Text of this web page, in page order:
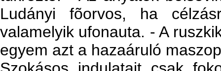
Ludányi fõorvos, ha
valamelyik ufonauta. - A
egyem azt a hazaáruló